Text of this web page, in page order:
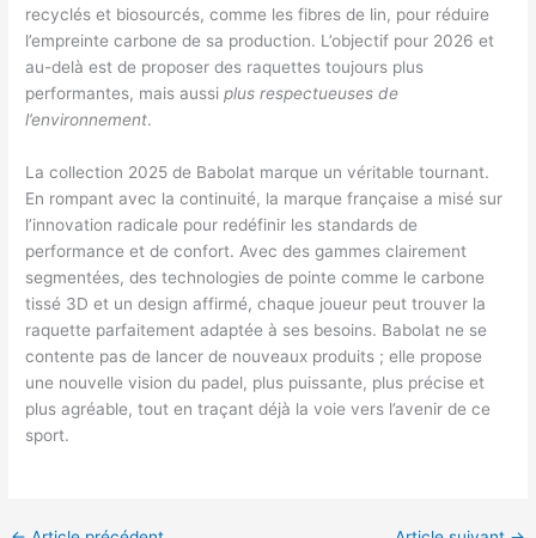
recyclés et biosourcés, comme les fibres de lin, pour réduire
l’empreinte carbone de sa production. L’objectif pour 2026 et
au-delà est de proposer des raquettes toujours plus
performantes, mais aussiplus respectueuses de
l’environnement.
La collection 2025 de Babolat marque un véritable tournant.
En rompant avec la continuité, la marque française a misé sur
l’innovation radicale pour redéfinir les standards de
performance et de confort. Avec des gammes clairement
segmentées, des technologies de pointe comme le carbone
tissé 3D et un design affirmé, chaque joueur peut trouver la
raquette parfaitement adaptée à ses besoins. Babolat ne se
contente pas de lancer de nouveaux produits ; elle propose
une nouvelle vision du padel, plus puissante, plus précise et
plus agréable, tout en traçant déjà la voie vers l’avenir de ce
sport.